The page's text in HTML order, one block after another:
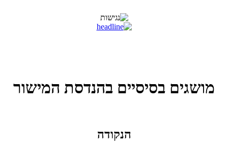
מושגים בסיסיים בהנדסת המישור
הנקודה